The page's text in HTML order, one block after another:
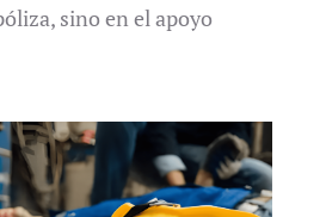
sino en el apoyo